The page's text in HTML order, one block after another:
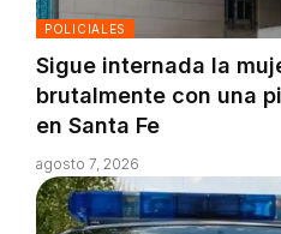
POLICIALES
Sigue internada la
brutalmente con una
en Santa Fe
agosto 7, 2026